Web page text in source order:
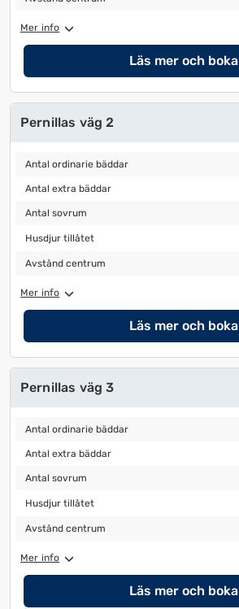
datum
Mer info
Läs mer och boka
Pernillas väg 2
Antal ordinarie bäddar
Antal ordinarie bäddar
Antal extra bäddar
Antal extra bäddar
Antal sovrum
Antal sovrum
Husdjur tillåtet
Husdjur tillåtet
Avstånd centrum
Avstånd centrum
Mer info
Läs mer och boka
Pernillas väg 3
Antal ordinarie bäddar
Antal ordinarie bäddar
Antal extra bäddar
Antal extra bäddar
Antal sovrum
Antal sovrum
Husdjur tillåtet
Husdjur tillåtet
Avstånd centrum
Avstånd centrum
Mer info
Läs mer och boka